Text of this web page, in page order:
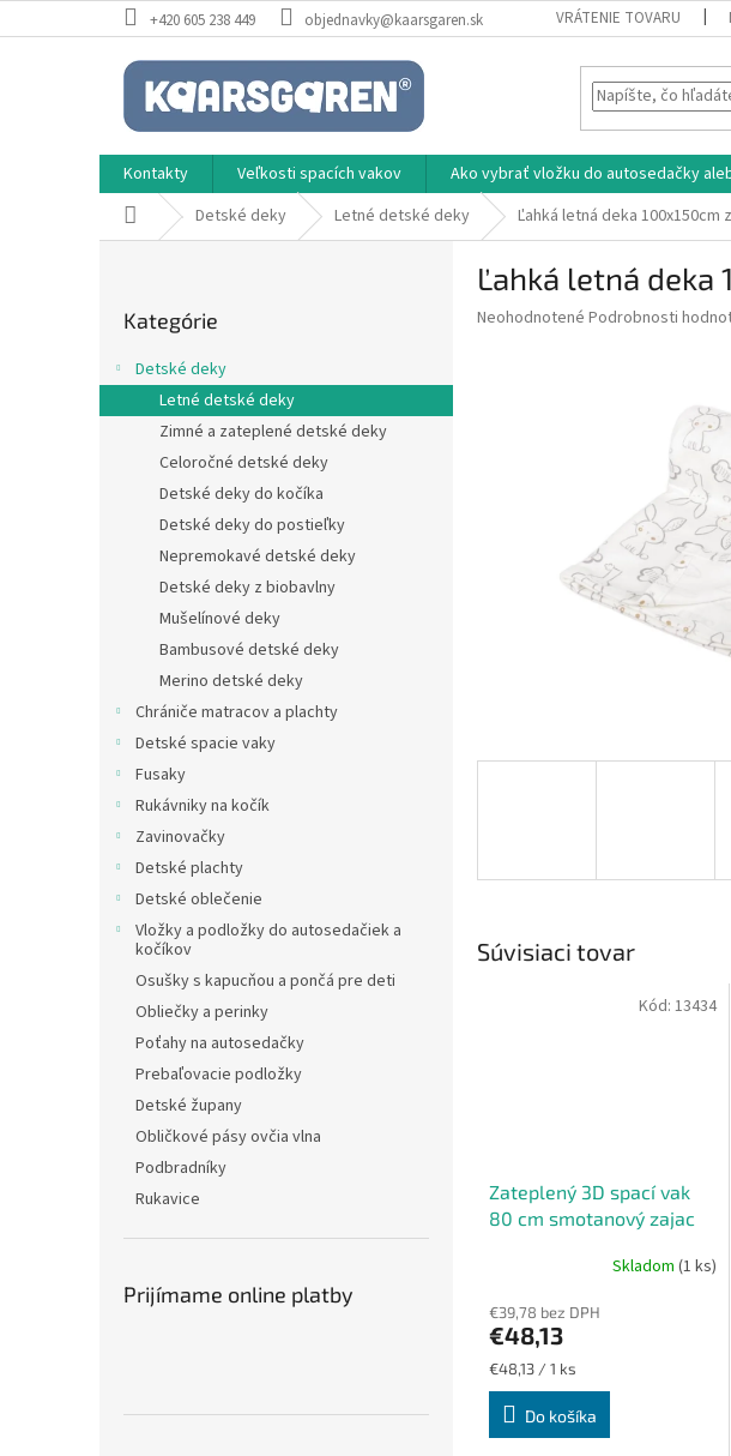
na
+420 605 238 449 objednavky@kaarsgaren.sk VRÁTENIE TOVARU
Kontakty Veľkosti spacích vakov Ako vybrať vložku do autosedačky
DomovDetské deky Letné detské deky Ľahká letná deka 100x150cm
p
a
kategórie
Kategórie
Detské deky
Letné detské deky
Zimné a zateplené detské deky
Celoročné detské deky
Detské deky do kočíka
Detské deky do postieľky
Nepremokavé detské deky
Detské deky z biobavlny
Mušelínové deky
Bambusové detské deky
Merino detské deky
Chrániče matracov a plachty
Detské spacie vaky
Fusaky
Rukávniky na kočík
Zavinovačky
Detské plachty
Detské oblečenie
Vložky a podložky do autosedačiek a
kočíkov
Osušky s kapucňou a pončá pre deti
Obliečky a perinky
Poťahy na autosedačky
Prebaľovacie podložky
Detské župany
Obličkové pásy ovčia vlna
Podbradníky
Rukavice
Prijímame online platby
Ľahká letná deka
Priemerné
Neohodnotené Podrobnosti
Súvisiaci tovar
Zateplený 3D spací vak
80 cm smotanový zajac
Skladom (1 ks)
€39,78 bez DPH
€48,13
Jednotková
cena:
€48,13 / 1 ks
Do košíka
Kód: 13434